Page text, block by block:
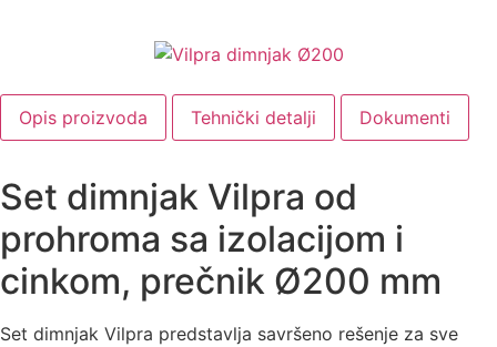
Opis proizvoda Tehnički detalji Dokumenti
Set dimnjak Vilpra od
prohroma sa izolacijom i
cinkom, prečnik Ø200 mm
Set dimnjak Vilpra predstavlja savršeno rešenje za sve